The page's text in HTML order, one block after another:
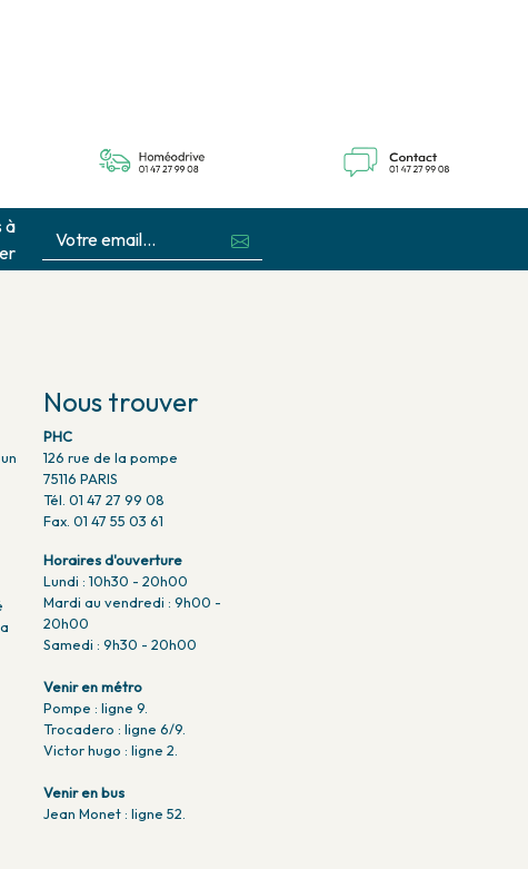
à
Nous trouver
PHC
126 rue de la pompe
75116 PARIS
Tél. 01 47 27 99 08
Fax. 01 47 55 03 61
Horaires d'ouverture
Lundi : 10h30 - 20h00
Mardi au vendredi : 9h00 -
20h00
Samedi : 9h30 - 20h00
Venir en métro
Pompe : ligne 9.
Trocadero : ligne 6/9.
Victor hugo : ligne 2.
Venir en bus
Jean Monet : ligne 52.